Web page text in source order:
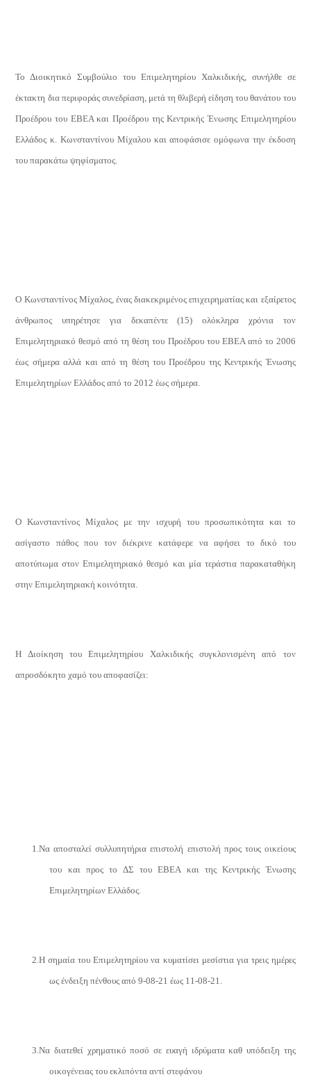
Το Διοικητικό Συμβούλιο του Επιμελητηρίου Χαλκιδικής, συνήλθε σε
έκτακτη δια περιφοράς συνεδρίαση, μετά τη θλιβερή είδηση του θανάτου του
Προέδρου του ΕΒΕΑ και Προέδρου της Κεντρικής Ένωσης Επιμελητηρίου
Ελλάδος κ. Κωνσταντίνου Μίχαλου και αποφάσισε ομόφωνα την έκδοση
του παρακάτω ψηφίσματος.
Ο Κωνσταντίνος Μίχαλος, ένας διακεκριμένος επιχειρηματίας και εξαίρετος
άνθρωπος υπηρέτησε για δεκαπέντε (15) ολόκληρα χρόνια τον
Επιμελητηριακό θεσμό από τη θέση του Προέδρου του ΕΒΕΑ από το 2006
έως σήμερα αλλά και από τη θέση του Προέδρου της Κεντρικής Ένωσης
Επιμελητηρίων Ελλάδος από το 2012 έως σήμερα.
Ο Κωνσταντίνος Μίχαλος με την ισχυρή του προσωπικότητα και το
ασίγαστο πάθος που τον διέκρινε κατάφερε να αφήσει το δικό του
αποτύπωμα στον Επιμελητηριακό θεσμό και μία τεράστια παρακαταθήκη
στην Επιμελητηριακή κοινότητα.
Η Διοίκηση του Επιμελητηρίου Χαλκιδικής συγκλονισμένη από τον
απροσδόκητο χαμό του αποφασίζει:
1.Να αποσταλεί συλλυπητήρια επιστολή επιστολή προς τους οικείους
του και προς το ΔΣ του ΕΒΕΑ και της Κεντρικής Ένωσης
Επιμελητηρίων Ελλάδος.
2.Η σημαία του Επιμελητηρίου να κυματίσει μεσίστια για τρεις ημέρες
ως ένδειξη πένθους από 9-08-21 έως 11-08-21.
3.Να διατεθεί χρηματικό ποσό σε ευαγή ιδρύματα καθ υπόδειξη της
οικογένειας του εκλιπόντα αντί στεφάνου